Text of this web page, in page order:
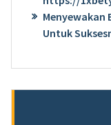
Menyewakan
Untuk